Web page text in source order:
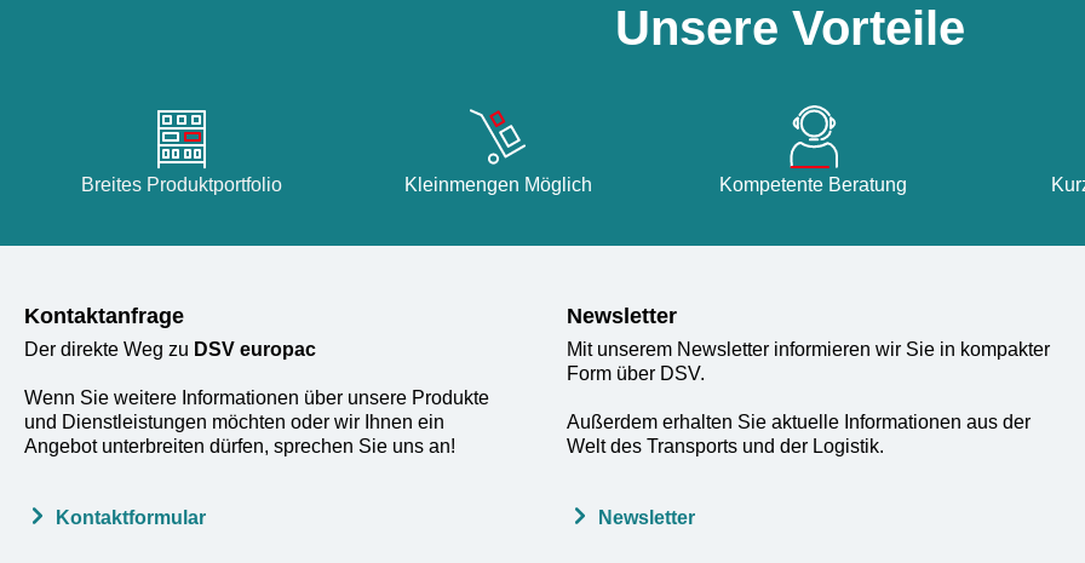
Unsere Vorteile
Breites Produktportfolio Kleinmengen Möglich Kompetente Beratung
Kontaktanfrage
Der direkte Weg zu DSV europac
Wenn Sie weitere Informationen über unsere Produkte
und Dienstleistungen möchten oder wir Ihnen ein
Angebot unterbreiten dürfen, sprechen Sie uns an!
Kontaktformular
Newsletter
Mit unserem Newsletter informieren wir Sie in kompakter
Form über DSV.
Außerdem erhalten Sie aktuelle Informationen aus der
Welt des Transports und der Logistik.
Newsletter